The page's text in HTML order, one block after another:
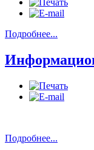
Подробнее...
Подробнее...